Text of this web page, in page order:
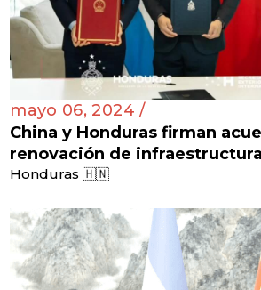
mayo 06, 2024 /
China y Honduras firman
renovación de
Honduras 🇭🇳